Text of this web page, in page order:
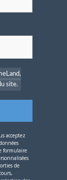
site.
acceptez
formulaire
de